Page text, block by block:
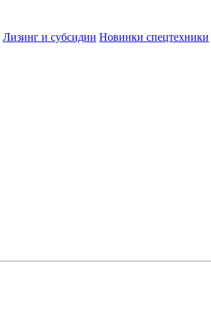
Лизинг и субсидии Новинки спецтехники